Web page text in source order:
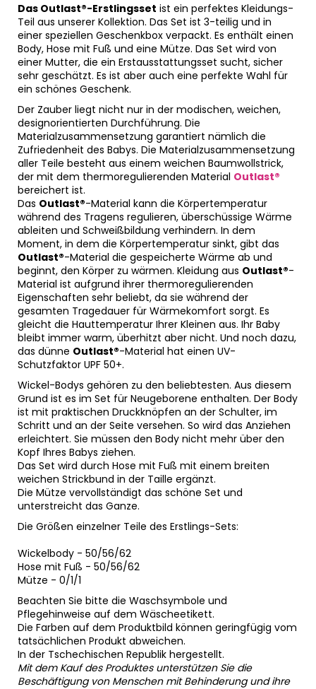
Das Outlast®-Erstlingsset ist ein perfektes Kleidungs-
Teil aus unserer Kollektion. Das Set ist 3-teilig und in
einer speziellen Geschenkbox verpackt. Es enthält einen
Body, Hose mit Fuß und eine Mütze. Das Set wird von
einer Mutter, die ein Erstausstattungsset sucht, sicher
sehr geschätzt. Es ist aber auch eine perfekte Wahl für
ein schönes Geschenk.
Der Zauber liegt nicht nur in der modischen, weichen,
designorientierten Durchführung. Die
Materialzusammensetzung garantiert nämlich die
Zufriedenheit des Babys. Die Materialzusammensetzung
aller Teile besteht aus einem weichen Baumwollstrick,
der mit dem thermoregulierenden Material Outlast®
bereichert ist.
Das Outlast®-Material kann die Körpertemperatur
während des Tragens regulieren, überschüssige Wärme
ableiten und Schweißbildung verhindern. In dem
Moment, in dem die Körpertemperatur sinkt, gibt das
Outlast®-Material die gespeicherte Wärme ab und
beginnt, den Körper zu wärmen. Kleidung aus Outlast®-
Material ist aufgrund ihrer thermoregulierenden
Eigenschaften sehr beliebt, da sie während der
gesamten Tragedauer für Wärmekomfort sorgt. Es
gleicht die Hauttemperatur Ihrer Kleinen aus. Ihr Baby
bleibt immer warm, überhitzt aber nicht. Und noch dazu,
das dünne Outlast®-Material hat einen UV-
Schutzfaktor UPF 50+.
Wickel-Bodys gehören zu den beliebtesten. Aus diesem
Grund ist es im Set für Neugeborene enthalten. Der Body
ist mit praktischen Druckknöpfen an der Schulter, im
Schritt und an der Seite versehen. So wird das Anziehen
erleichtert. Sie müssen den Body nicht mehr über den
Kopf Ihres Babys ziehen.
Das Set wird durch Hose mit Fuß mit einem breiten
weichen Strickbund in der Taille ergänzt.
Die Mütze vervollständigt das schöne Set und
unterstreicht das Ganze.
Die Größen einzelner Teile des Erstlings-Sets:
Wickelbody - 50/56/62
Hose mit Fuß - 50/56/62
Mütze - 0/1/1
Beachten Sie bitte die Waschsymbole und
Pflegehinweise auf dem Wäscheetikett.
Die Farben auf dem Produktbild können geringfügig vom
tatsächlichen Produkt abweichen.
In der Tschechischen Republik hergestellt.
Mit dem Kauf des Produktes unterstützen Sie die
Beschäftigung von Menschen mit Behinderung und ihre